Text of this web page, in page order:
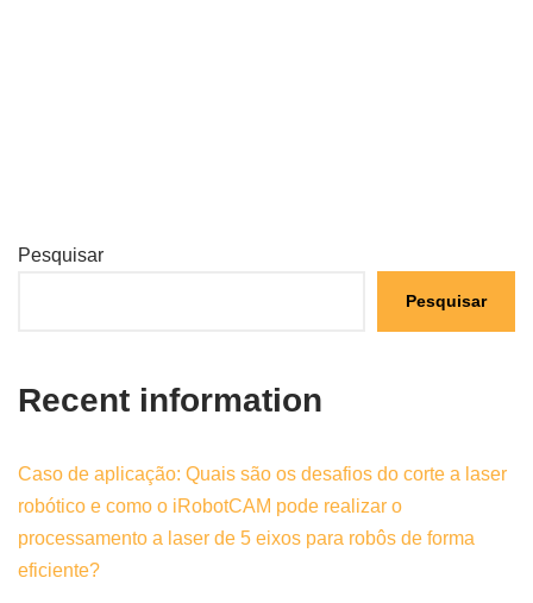
Pesquisar
Pesquisar
Recent information
Caso de aplicação: Quais são os desafios do corte a laser
robótico e como o iRobotCAM pode realizar o
processamento a laser de 5 eixos para robôs de forma
eficiente?